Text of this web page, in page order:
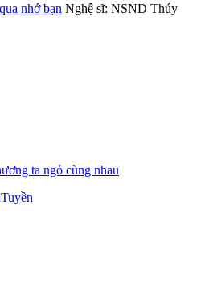
nhớ bạn Nghệ sĩ: NSND Thúy
ta ngỏ cùng nhau